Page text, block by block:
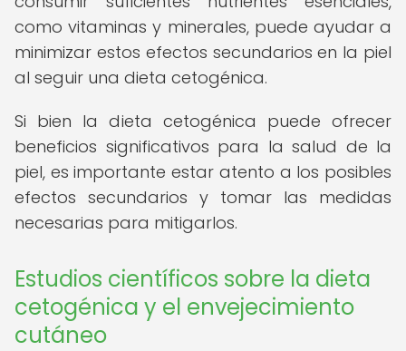
como vitaminas y minerales, puede ayudar a
minimizar estos efectos secundarios en la piel
al seguir una dieta cetogénica.
Si bien la dieta cetogénica puede ofrecer
beneficios significativos para la salud de la
piel, es importante estar atento a los posibles
efectos secundarios y tomar las medidas
necesarias para mitigarlos.
Estudios científicos sobre la dieta
cetogénica y el envejecimiento
cutáneo